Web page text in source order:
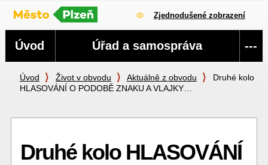
Zjednodušené zobrazení
Úvod Život v obvodu Aktuálně z obvodu
Druhé kolo
HLASOVÁNÍ O PODOBĚ ZNAKU A VLAJKY…
Druhé kolo HLASOVÁNÍ
Navigace
Úvod Úřad a samospráva ---